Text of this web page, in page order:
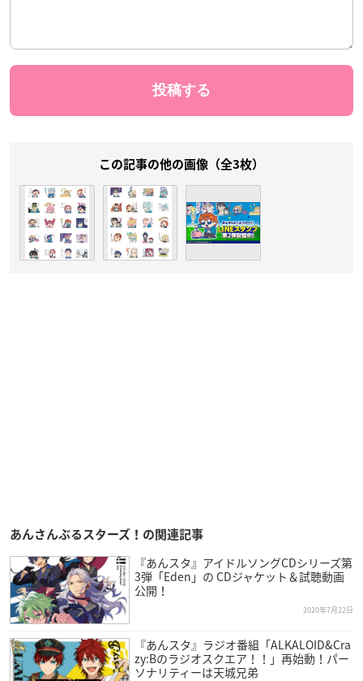
この記事の他の画像（全3枚）
あんさんぶるスターズ！の関連記事
『あんスタ』アイドルソングCDシリーズ第
3弾「Eden」の CDジャケット＆試聴動画
公開！
2020年7月22日
『あんスタ』ラジオ番組「ALKALOID&Cra
zy:Bのラジオスクエア！！」再始動！パー
ソナリティーは天城兄弟